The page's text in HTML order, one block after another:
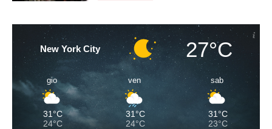
New York City 27°C
gio
31°C
24°C
ven
31°C
24°C
sab
31°C
23°C